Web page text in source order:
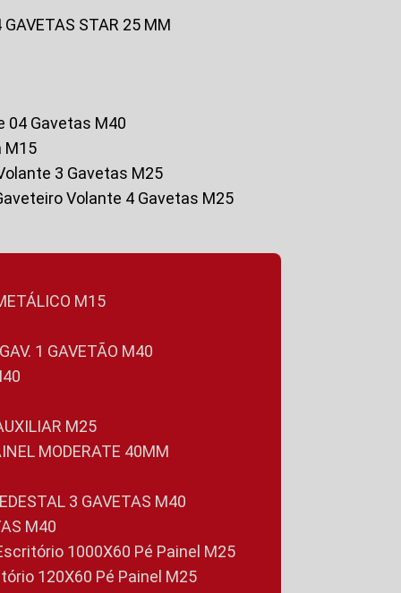
GAVETAS STAR 25 MM
04 Gavetas M40
M15
3 Gavetas M25
Gaveteiro Volante 4 Gavetas M25
M15
1 GAVETÃO M40
M25
MODERATE 40MM
3 GAVETAS M40
M40
Escritório 1000X60 Pé Painel M25
120X60 Pé Painel M25